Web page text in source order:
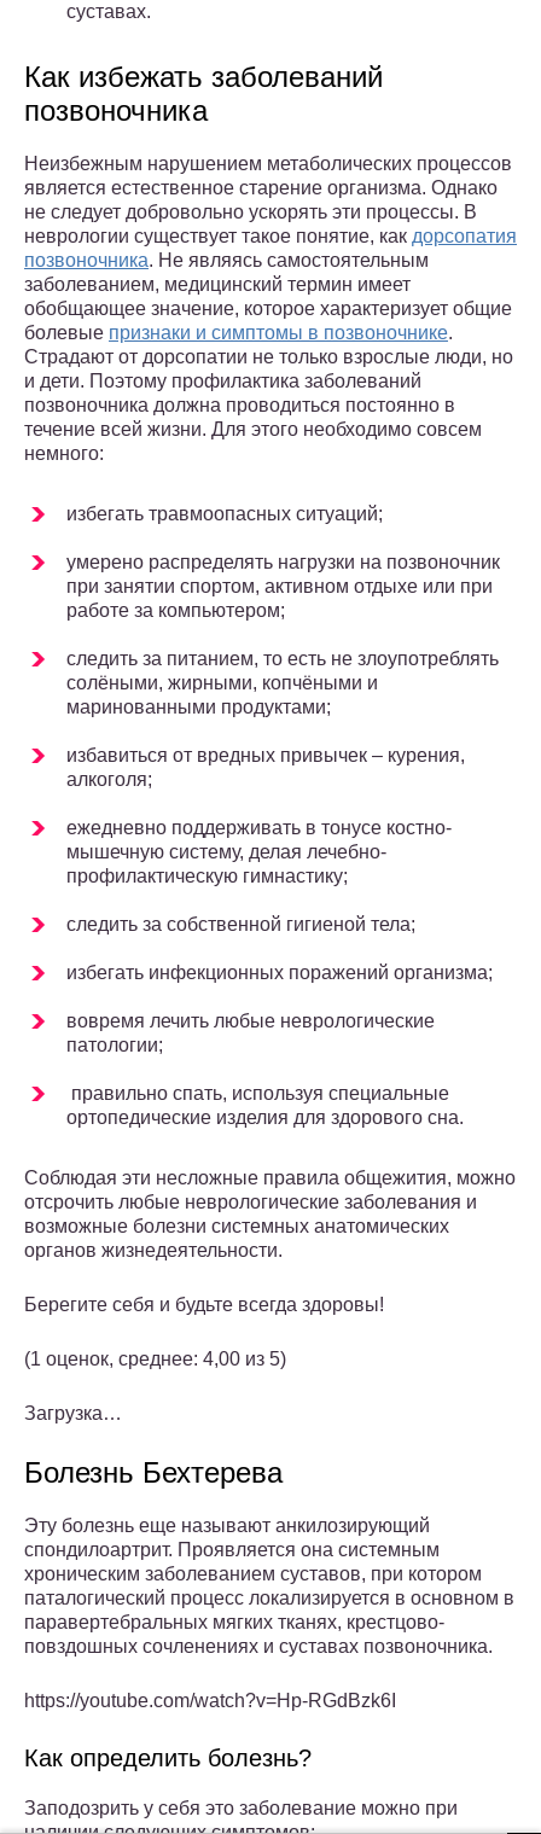
суставах.
Как избежать заболеваний
позвоночника
Неизбежным нарушением метаболических процессов
является естественное старение организма. Однако
не следует добровольно ускорять эти процессы. В
неврологии существует такое понятие, как дорсопатия
позвоночника. Не являясь самостоятельным
заболеванием, медицинский термин имеет
обобщающее значение, которое характеризует общие
болевые признаки и симптомы в позвоночнике.
Страдают от дорсопатии не только взрослые люди, но
и дети. Поэтому профилактика заболеваний
позвоночника должна проводиться постоянно в
течение всей жизни. Для этого необходимо совсем
немного:
избегать травмоопасных ситуаций;
умерено распределять нагрузки на позвоночник
при занятии спортом, активном отдыхе или при
работе за компьютером;
следить за питанием, то есть не злоупотреблять
солёными, жирными, копчёными и
маринованными продуктами;
избавиться от вредных привычек – курения,
алкоголя;
ежедневно поддерживать в тонусе костно-
мышечную систему, делая лечебно-
профилактическую гимнастику;
следить за собственной гигиеной тела;
избегать инфекционных поражений организма;
вовремя лечить любые неврологические
патологии;
правильно спать, используя специальные
ортопедические изделия для здорового сна.
Соблюдая эти несложные правила общежития, можно
отсрочить любые неврологические заболевания и
возможные болезни системных анатомических
органов жизнедеятельности.
Берегите себя и будьте всегда здоровы!
(1 оценок, среднее: 4,00 из 5)
Загрузка…
Болезнь Бехтерева
Эту болезнь еще называют анкилозирующий
спондилоартрит. Проявляется она системным
хроническим заболеванием суставов, при котором
паталогический процесс локализируется в основном в
паравертебральных мягких тканях, крестцово-
повздошных сочленениях и суставах позвоночника.
https://youtube.com/watch?v=Hp-RGdBzk6I
Как определить болезнь?
Заподозрить у себя это заболевание можно при